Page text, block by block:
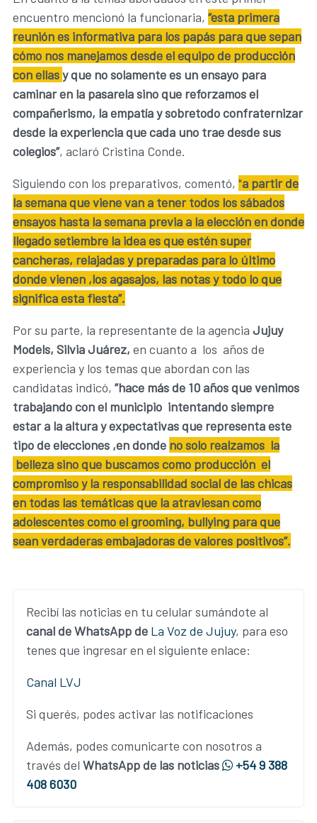
encuentro mencionó la funcionaria, “esta primera
reunión es informativa para los papás para que sepan
cómo nos manejamos desde el equipo de producción
con ellasy que no solamente es un ensayo para
caminar en la pasarela sino que reforzamos el
compañerismo, la empatía y sobretodo confraternizar
desde la experiencia que cada uno trae desde sus
colegios”, aclaró Cristina Conde.
Siguiendo con los preparativos, comentó, "a partir de
la semana que viene van a tener todos los sábados
ensayos hasta la semana previa a la elección en donde
llegado setiembre la idea es que estén super
cancheras, relajadas y preparadas para lo último
donde vienen ,los agasajos, las notas y todo lo que
significa esta fiesta”.
Por su parte, la representante de la agencia Jujuy
Models, Silvia Juárez, en cuanto a los años de
experiencia y los temas que abordan con las
candidatas indicó, ”hace más de 10 años que venimos
trabajando con el municipio intentando siempre
estar a la altura y expectativas que representa este
tipo de elecciones ,en donde no solo realzamos la
belleza sino que buscamos como producción el
compromiso y la responsabilidad social de las chicas
en todas las temáticas que la atraviesan como
adolescentes como el grooming, bullying para que
sean verdaderas embajadoras de valores positivos”.
Recibí las noticias en tu celular sumándote al
canal de WhatsApp de La Voz de Jujuy, para eso
tenes que ingresar en el siguiente enlace:
Canal LVJ
Si querés, podes activar las notificaciones
Además, podes comunicarte con nosotros a
través del WhatsApp de las noticias
+54 9 388
408 6030